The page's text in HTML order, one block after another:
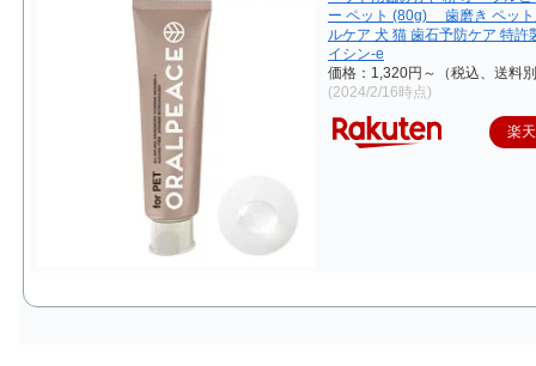
ー ペット (80g) 歯磨き ペット
ルケア 犬 猫 歯石予防ケア 特許
イシン-e
価格：1,320円～（税込、送料
(2024/2/16時点)
楽